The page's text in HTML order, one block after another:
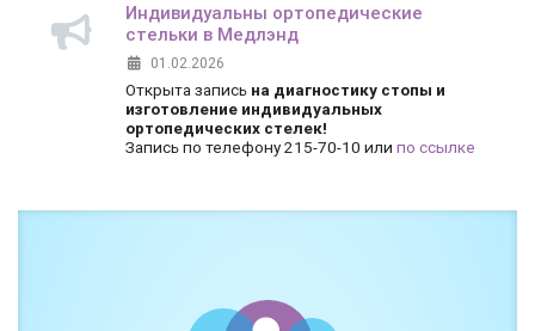
Индивидуальны ортопедические
стельки в Медлэнд
01.02.2026
Открыта запись на диагностику стопы и
изготовление индивидуальных
ортопедических стелек!
Запись по телефону 215-70-10 или по ссылке